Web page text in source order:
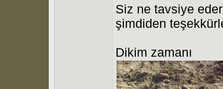
Siz ne tavsiye
şimdiden
Dikim zamanı